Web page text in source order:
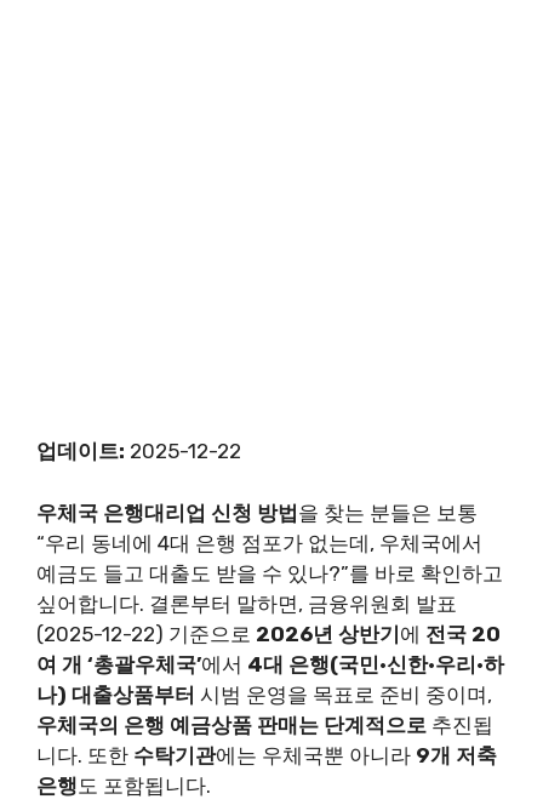
업데이트: 2025-12-22
우체국 은행대리업 신청 방법을 찾는 분들은 보통
“우리 동네에 4대 은행 점포가 없는데, 우체국에서
예금도 들고 대출도 받을 수 있나?”를 바로 확인하고
싶어합니다. 결론부터 말하면, 금융위원회 발표
(2025-12-22) 기준으로 2026년 상반기에 전국 20
여 개 ‘총괄우체국’에서 4대 은행(국민·신한·우리·하
나) 대출상품부터 시범 운영을 목표로 준비 중이며,
우체국의 은행 예금상품 판매는 단계적으로 추진됩
니다. 또한 수탁기관에는 우체국뿐 아니라 9개 저축
은행 도 포함됩니다.